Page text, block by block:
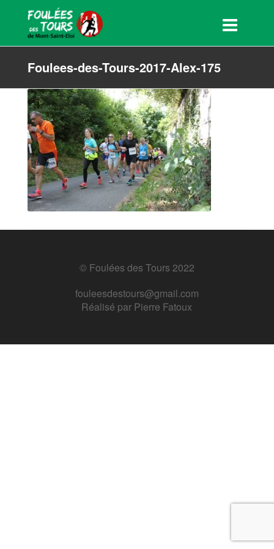
Foulees-des-Tours-2017-Alex-175
© Foulées des Tours 2022
fouleesdestours@gmail.com
Réalisé par Pierre Fatoux